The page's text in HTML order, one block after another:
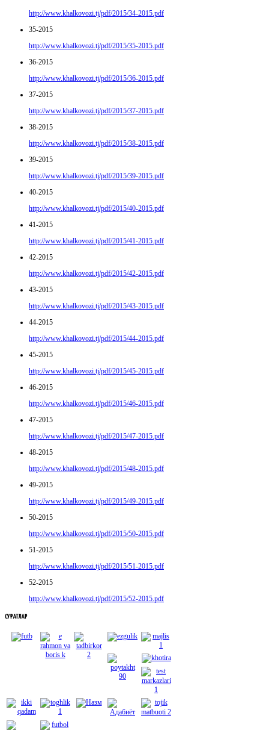
http://www.khalkovozi.tj/pdf/2015/34-2015.pdf
35-2015
http://www.khalkovozi.tj/pdf/2015/35-2015.pdf
36-2015
http://www.khalkovozi.tj/pdf/2015/36-2015.pdf
37-2015
http://www.khalkovozi.tj/pdf/2015/37-2015.pdf
38-2015
http://www.khalkovozi.tj/pdf/2015/38-2015.pdf
39-2015
http://www.khalkovozi.tj/pdf/2015/39-2015.pdf
40-2015
http://www.khalkovozi.tj/pdf/2015/40-2015.pdf
41-2015
http://www.khalkovozi.tj/pdf/2015/41-2015.pdf
42-2015
http://www.khalkovozi.tj/pdf/2015/42-2015.pdf
43-2015
http://www.khalkovozi.tj/pdf/2015/43-2015.pdf
44-2015
http://www.khalkovozi.tj/pdf/2015/44-2015.pdf
45-2015
http://www.khalkovozi.tj/pdf/2015/45-2015.pdf
46-2015
http://www.khalkovozi.tj/pdf/2015/46-2015.pdf
47-2015
http://www.khalkovozi.tj/pdf/2015/47-2015.pdf
48-2015
http://www.khalkovozi.tj/pdf/2015/48-2015.pdf
49-2015
http://www.khalkovozi.tj/pdf/2015/49-2015.pdf
50-2015
http://www.khalkovozi.tj/pdf/2015/50-2015.pdf
51-2015
http://www.khalkovozi.tj/pdf/2015/51-2015.pdf
52-2015
http://www.khalkovozi.tj/pdf/2015/52-2015.pdf
СУРАТЛАР